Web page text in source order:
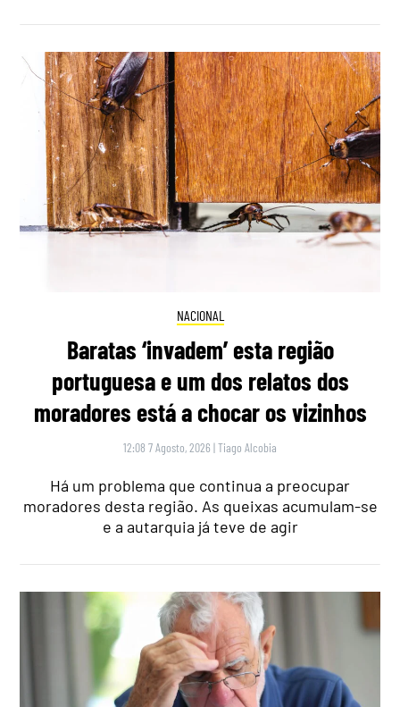
NACIONAL
Baratas ‘invadem’ esta região
portuguesa e um dos relatos dos
moradores está a chocar os vizinhos
12:08 7 Agosto, 2026 |Tiago Alcobia
Há um problema que continua a preocupar
moradores desta região. As queixas acumulam-se
e a autarquia já teve de agir